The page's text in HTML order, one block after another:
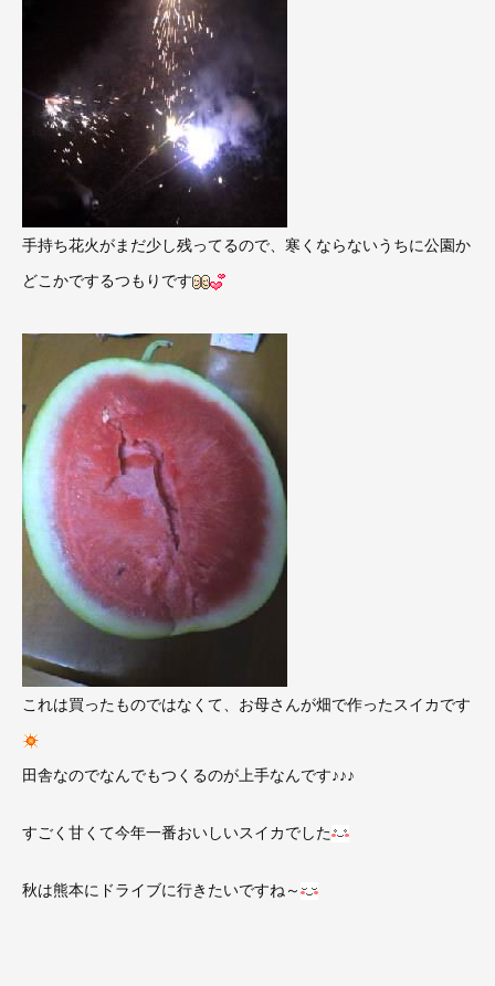
手持ち花火がまだ少し残ってるので、寒くならないうちに公園か
どこかでするつもりです
これは買ったものではなくて、お母さんが畑で作ったスイカです
田舎なのでなんでもつくるのが上手なんです♪♪♪
すごく甘くて今年一番おいしいスイカでした
秋は熊本にドライブに行きたいですね～